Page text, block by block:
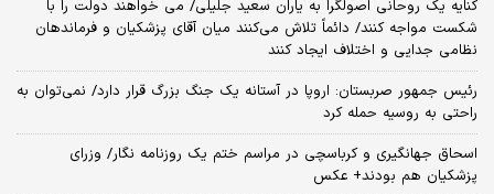
کنایه یک روحانی اصولگرا به یاران سعید جلیلی/ می خواهند دولت را با
شکست مواجه کنند/ دائماً تلاش می‌کنند میان آقای پزشکیان و فرماندهان
نظامی جدایی و اختلاف ایجاد کنند
رئیس جمهور صربستان: اروپا در آستانه یک جنگ بزرگ قرار دارد/ نمی‌توان به
راحتی به روسیه حمله کرد
اسحاق جهانگیری و کرباسچی در مراسم ختم یک روزنامه نگار/ وزرای
پزشکیان هم بودند+ عکس